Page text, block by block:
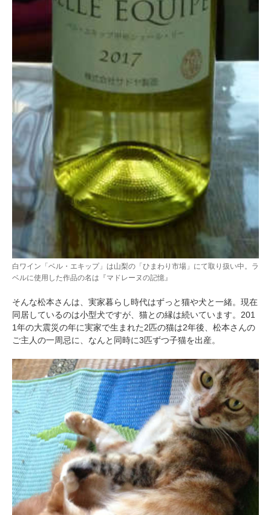
白ワイン「ベル・エキップ」は山梨の「ひまわり市場」にて取り扱い中。ラ
ベルに使用した作品の名は『マドレーヌの記憶』
そんな松本さんは、実家暮らし時代はずっと猫や犬と一緒。現在
同居しているのは小型犬ですが、猫との縁は続いています。201
1年の大震災の年に実家で生まれた2匹の猫は2年後、松本さんの
ご主人の一周忌に、なんと同時に3匹ずつ子猫を出産。